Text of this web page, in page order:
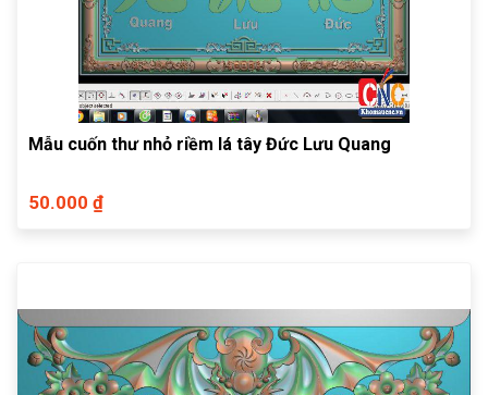
Mẫu cuốn thư nhỏ riềm lá tây Đức Lưu Quang
50.000 ₫